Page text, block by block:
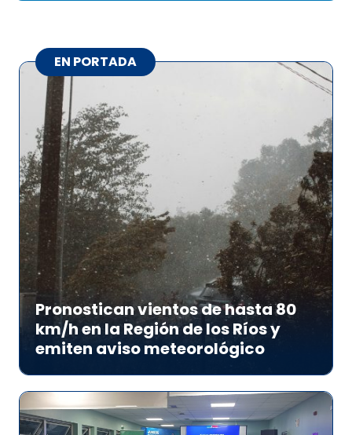
EN PORTADA
Pronostican vientos de hasta 80
km/h en la Región de los Ríos y
emiten aviso meteorológico